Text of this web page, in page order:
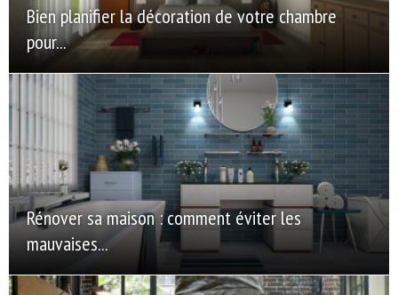
Bien planifier la décoration de votre chambre
pour...
Rénover sa maison : comment éviter les
mauvaises...